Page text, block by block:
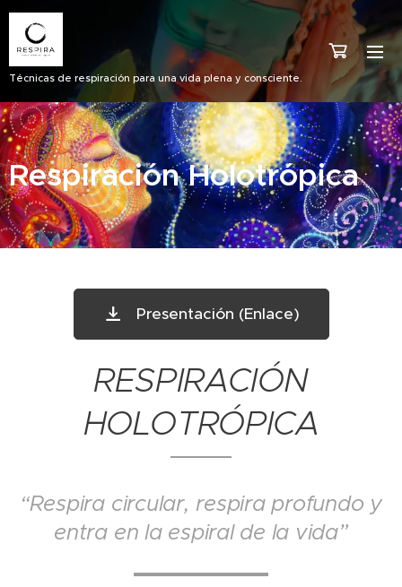
Técnicas de respiración para una vida plena y consciente.
Respiración Holotrópica
Presentación (Enlace)
RESPIRACIÓN
HOLOTRÓPICA
“Respira circular, respira profundo y
entra en la espiral de la vida”